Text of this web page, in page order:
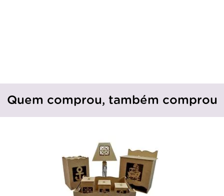
Quem comprou, também comprou